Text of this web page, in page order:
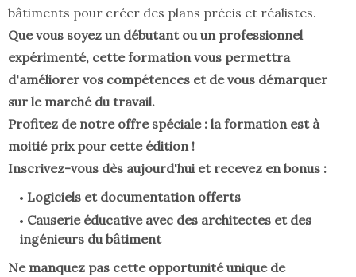
bâtiments pour créer des plans précis et réalistes.
Que vous soyez un débutant ou un professionnel
expérimenté, cette formation vous permettra
d'améliorer vos compétences et de vous démarquer
sur le marché du travail.
Profitez de notre offre spéciale : la formation est à
moitié prix pour cette édition !
Inscrivez-vous dès aujourd'hui et recevez en bonus :
Logiciels et documentation offerts
Causerie éducative avec des architectes et des
ingénieurs du bâtiment
Ne manquez pas cette opportunité unique de